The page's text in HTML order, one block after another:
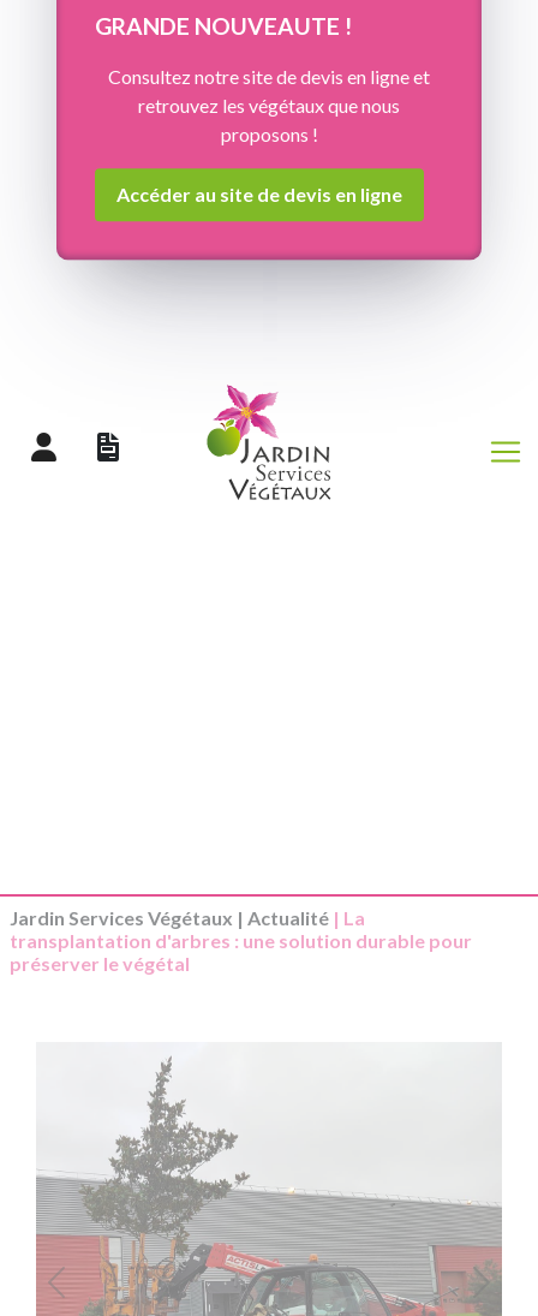
GRANDE NOUVEAUTE !
Consultez notre site de devis en ligne et
retrouvez les végétaux que nous
proposons !
Accéder au site de devis en ligne
Jardin Services Végétaux | Actualité | La
transplantation d'arbres : une solution durable pour
préserver le végétal
Previous
Panneau de gestion des cookies